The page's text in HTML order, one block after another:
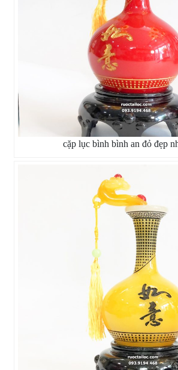
cặp lục bình bình an đỏ đẹp